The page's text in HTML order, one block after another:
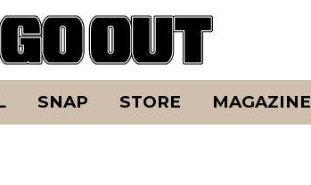
SNAP STORE MAGAZINE